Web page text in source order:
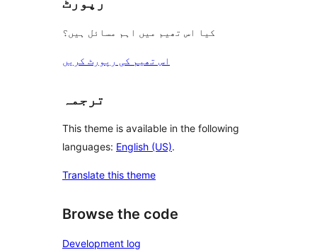
کیا اس تھیم میں اہم مسائل ہیں؟
اس تھیم کی رپورٹ کریں
ترجمہ
This theme is available in the following
languages: English (US).
Translate this theme
Browse the code
Development log